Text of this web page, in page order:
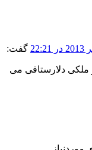
گفت:
ملکی دلارستاقی می